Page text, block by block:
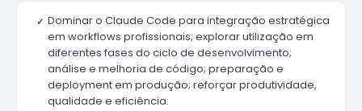
✓ Dominar o Claude Code para integração estratégica
em workflows profissionais; explorar utilização em
diferentes fases do ciclo de desenvolvimento;
análise e melhoria de código; preparação e
deployment em produção; reforçar produtividade,
qualidade e eficiência.